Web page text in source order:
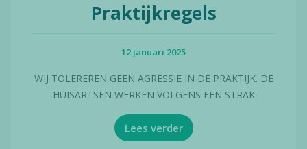
Praktijkregels
12 januari 2025
WIJ TOLEREREN GEEN AGRESSIE IN DE PRAKTIJK. DE
HUISARTSEN WERKEN VOLGENS EEN STRAK
Lees verder